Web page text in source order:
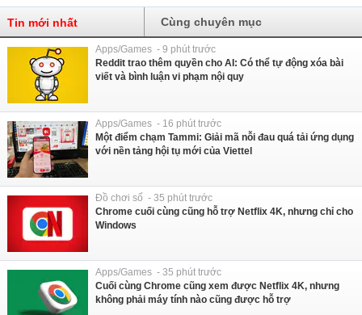
Tin mới nhất Cùng chuyên mục
Apps/Games - 9 phút trước
Reddit trao thêm quyền cho AI: Có thể tự động xóa bài
viết và bình luận vi phạm nội quy
Apps/Games - 16 phút trước
Một điểm chạm Tammi: Giải mã nỗi đau quá tải ứng dụng
với nền tảng hội tụ mới của Viettel
Đồ chơi số - 35 phút trước
Chrome cuối cùng cũng hỗ trợ Netflix 4K, nhưng chỉ cho
Windows
Apps/Games - 35 phút trước
Cuối cùng Chrome cũng xem được Netflix 4K, nhưng
không phải máy tính nào cũng được hỗ trợ